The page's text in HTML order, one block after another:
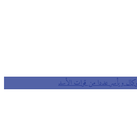
ويأسر عددا من قوات الأسد